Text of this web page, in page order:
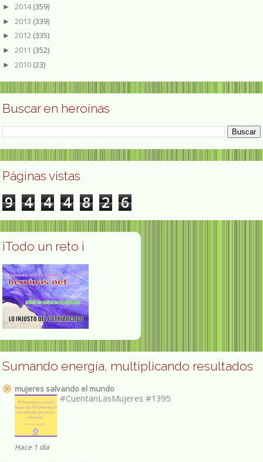
► 2014(359)
► 2013 (339)
► 2012 (335)
► 2011 (352)
► 2010 (23)
Buscar en heroínas
Páginas vistas
9 4 4 4 8 2 6
¡Todo un reto ¡
Sumando energía, multiplicando resultados
mujeres salvando el mundo
#CuentanLasMujeres #1395
Hace 1 día